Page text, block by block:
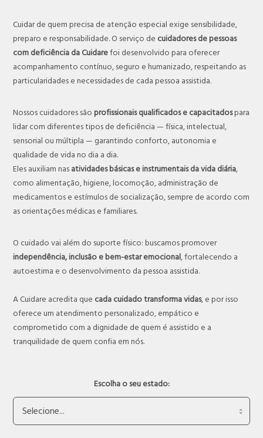
Cuidar de quem precisa de atenção especial exige sensibilidade,
preparo e responsabilidade. O serviço de cuidadores de pessoas
com deficiência da Cuidarefoi desenvolvido para oferecer
acompanhamento contínuo, seguro e humanizado, respeitando as
particularidades e necessidades de cada pessoa assistida.
Nossos cuidadores sãoprofissionais qualificados e capacitadospara
lidar com diferentes tipos de deficiência — física, intelectual,
sensorial ou múltipla — garantindo conforto, autonomia e
qualidade de vida no dia a dia.
Eles auxiliam nasatividades básicas e instrumentais da vida diária,
como alimentação, higiene, locomoção, administração de
medicamentos e estímulos de socialização, sempre de acordo com
as orientações médicas e familiares.
O cuidado vai além do suporte físico: buscamos promover
independência, inclusão e bem-estar emocional, fortalecendo a
autoestima e o desenvolvimento da pessoa assistida.
A Cuidare acredita que cada cuidado transforma vidas, e por isso
oferece um atendimento personalizado, empático e
comprometido com a dignidade de quem é assistido e a
tranquilidade de quem confia em nós.
Escolha o seu estado: